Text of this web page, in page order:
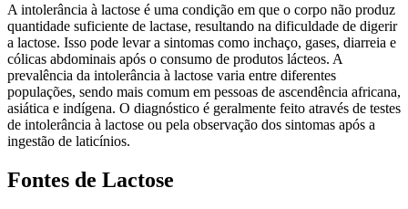
A intolerância à lactose é uma condição em que o corpo não produz
quantidade suficiente de lactase, resultando na dificuldade de digerir
a lactose. Isso pode levar a sintomas como inchaço, gases, diarreia e
cólicas abdominais após o consumo de produtos lácteos. A
prevalência da intolerância à lactose varia entre diferentes
populações, sendo mais comum em pessoas de ascendência africana,
asiática e indígena. O diagnóstico é geralmente feito através de testes
de intolerância à lactose ou pela observação dos sintomas após a
ingestão de laticínios.
Fontes de Lactose